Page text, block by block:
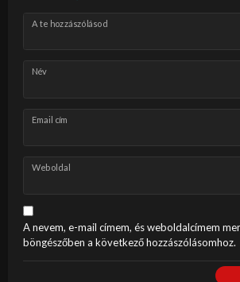
A te hozzászólásod
Név
Email cím
Weboldal
A nevem, e-mail címem, és weboldalcímem
böngészőben a következő hozzászólásomhoz.